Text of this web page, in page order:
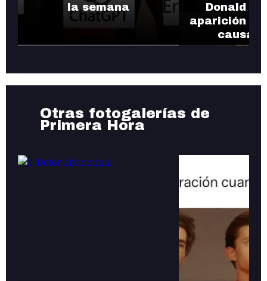
la semana
Donald
aparición en
causa
Otras fotogalerías de
Primera Hora